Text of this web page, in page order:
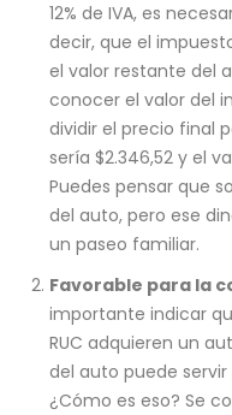
12% de IVA, es
decir, que el
el valor restante del
conocer el valor del
dividir el precio final
sería $2.346,52 y el
Puedes pensar que
del auto, pero ese
un paseo familiar.
Favorable para la
importante indicar
RUC adquieren un
del auto puede
¿Cómo es eso? Se